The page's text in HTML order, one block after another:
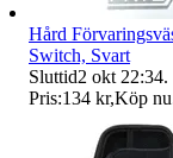
Hård
Switch, Svart
Sluttid2 okt 22:34.
Pris:134 kr,Köp nu